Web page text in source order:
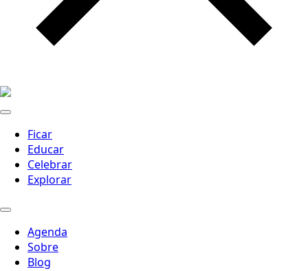
Ficar
Educar
Celebrar
Explorar
Agenda
Sobre
Blog